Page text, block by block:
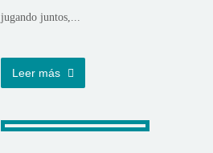
jugando juntos,...
Leer más